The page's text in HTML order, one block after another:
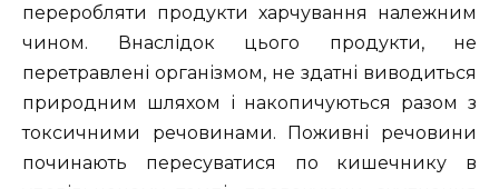
переробляти продукти харчування належним
чином. Внаслідок цього продукти, не
перетравлені організмом, не здатні виводиться
природним шляхом і накопичуються разом з
токсичними речовинами. Поживні речовини
починають пересуватися по кишечнику в